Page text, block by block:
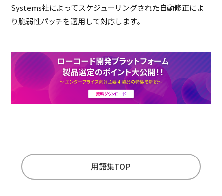
Systems社によってスケジューリングされた自動修正によ
り脆弱性パッチを適用して対応します。
用語集TOP